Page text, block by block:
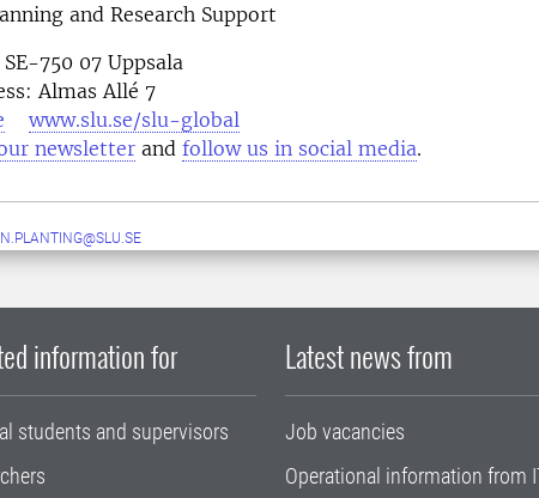
and Research Support
750 07 Uppsala
Almas Allé 7
www.slu.se/slu-global
newsletter and follow us in social media
information for
students and supervisors
Latest news from
Job vacancies
Operational information from